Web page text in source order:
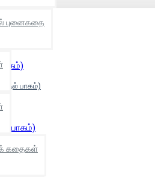
புனைகதை
கதைகள்
பாகங்கள்)
பாகம்)
பாகம்)